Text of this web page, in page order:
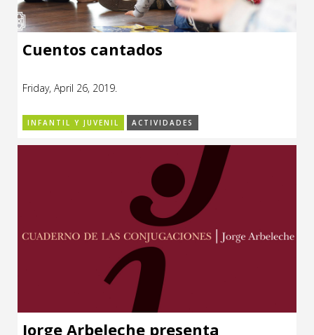
Cuentos cantados
Friday, April 26, 2019.
INFANTIL Y JUVENIL ACTIVIDADES
Jorge Arbeleche presenta